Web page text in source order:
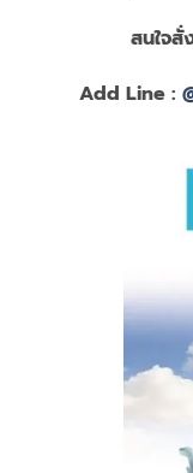
สนใจสั่
Add Line :